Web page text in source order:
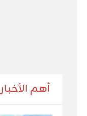
أهم الأخبار